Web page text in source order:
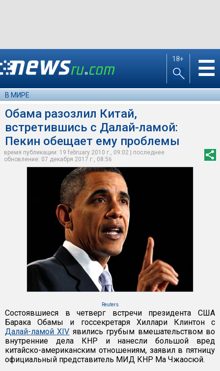
18+ ☰
В МИРЕ
Обама разозлил Китай,
встретившись с Далай-ламой:
Пекин обещает ему проблемы
время публикации: 19 february 2010 г., 09:02 | последнее
обновление: 07 декабря 2017 г., 08:56
Reuters
Состоявшиеся в четверг встречи президента США
Барака Обамы и госсекретаря Хиллари Клинтон с
Далай-ламой XIV явились грубым вмешательством во
внутренние дела КНР и нанесли большой вред
китайско-американским отношениям, заявил в пятницу
официальный представитель МИД КНР Ма Чжаосюй.